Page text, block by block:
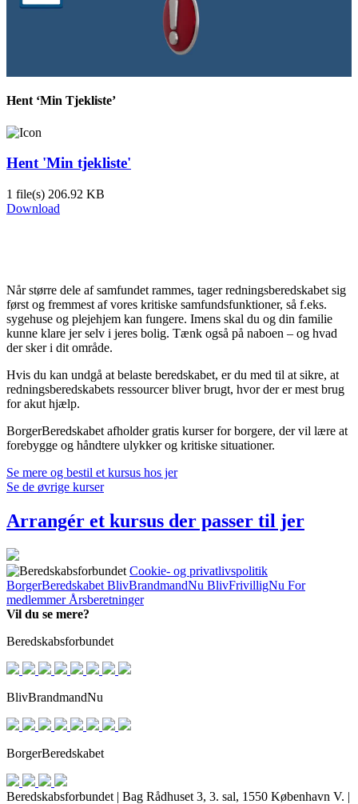
Hent ‘Min Tjekliste’
Hent 'Min tjekliste'
1 file(s) 206.92 KB
Download
Når større dele af samfundet rammes, tager redningsberedskabet sig
først og fremmest af vores kritiske samfundsfunktioner, så f.eks.
sygehuse og plejehjem kan fungere. Imens skal du og din familie
kunne klare jer selv i jeres bolig. Tænk også på naboen – og hvad
der sker i dit område.
Hvis du kan undgå at belaste beredskabet, er du med til at sikre, at
redningsberedskabets ressourcer bliver brugt, hvor der er mest brug
for akut hjælp.
BorgerBeredskabet afholder gratis kurser for borgere, der vil lære at
forebygge og håndtere ulykker og kritiske situationer.
Se mere og bestil et kursus hos jer
Se de øvrige kurser
Arrangér et kursus der passer til jer
Cookie- og privatlivspolitik
BorgerBeredskabet BlivBrandmandNu BlivFrivilligNu For
medlemmer Årsberetninger
Vil du se mere?
Beredskabsforbundet
BlivBrandmandNu
BorgerBeredskabet
Beredskabsforbundet | Bag Rådhuset 3, 3. sal, 1550 København V. |